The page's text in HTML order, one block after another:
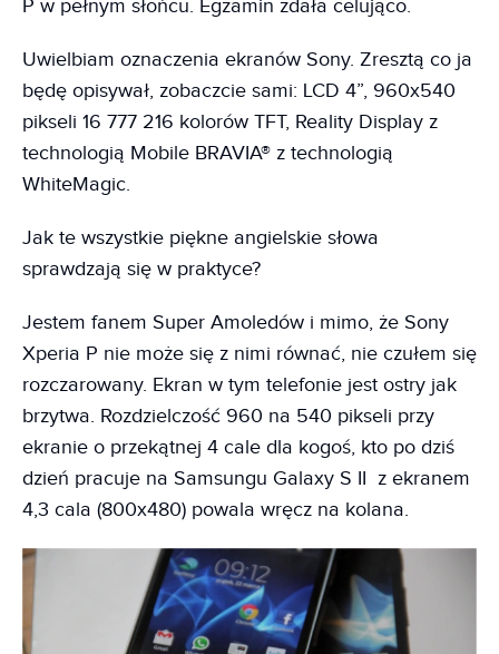
P w pełnym słońcu. Egzamin zdała celująco.
Uwielbiam oznaczenia ekranów Sony. Zresztą co ja
będę opisywał, zobaczcie sami: LCD 4”, 960x540
pikseli 16 777 216 kolorów TFT, Reality Display z
technologią Mobile BRAVIA® z technologią
WhiteMagic.
Jak te wszystkie piękne angielskie słowa
sprawdzają się w praktyce?
Jestem fanem Super Amoledów i mimo, że Sony
Xperia P nie może się z nimi równać, nie czułem się
rozczarowany. Ekran w tym telefonie jest ostry jak
brzytwa. Rozdzielczość 960 na 540 pikseli przy
ekranie o przekątnej 4 cale dla kogoś, kto po dziś
dzień pracuje na Samsungu Galaxy S II z ekranem
4,3 cala (800x480) powala wręcz na kolana.